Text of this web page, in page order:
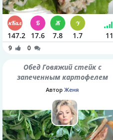
147.2 17.6 7.8 1.7 11
9 0
Обед Говяжий стейк с
запеченным картофелем
Автор Женя